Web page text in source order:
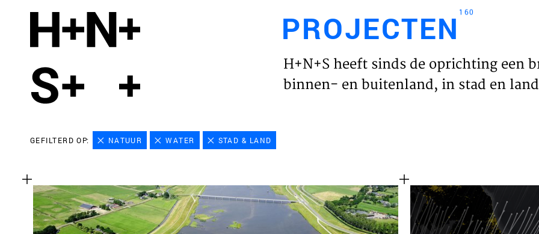
HOME
VISIE
PROJECTEN 160
H+N+S heeft sinds de oprichting een
binnen- en buitenland, in stad en
GEFILTERD OP: NATUUR WATER STAD & LAND